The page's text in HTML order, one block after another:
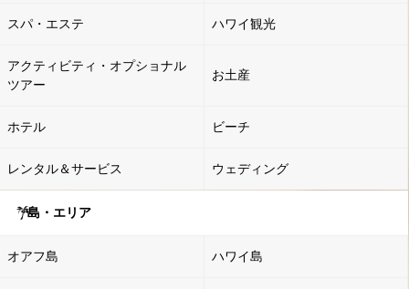
スパ・エステ ハワイ観光
アクティビティ・オプショナル
ツアー
お土産
ホテル ビーチ
レンタル＆サービス ウェディング
島・エリア
オアフ島 ハワイ島